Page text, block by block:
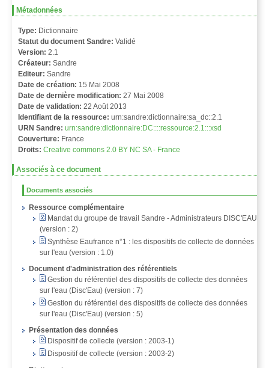
Métadonnées
Type: Dictionnaire
Statut du document Sandre: Validé
Version: 2.1
Créateur: Sandre
Editeur: Sandre
Date de création: 15 Mai 2008
Date de dernière modification: 27 Mai 2008
Date de validation: 22 Août 2013
Identifiant de la ressource: urn:sandre:dictionnaire:sa_dc::2.1
URN Sandre: urn:sandre:dictionnaire:DC::::ressource:2.1:::xsd
Couverture: France
Droits: Creative commons 2.0 BY NC SA - France
Associés à ce document
Documents associés
Ressource complémentaire
Mandat du groupe de travail Sandre - Administrateurs DISC'EAU
(version : 2)
Synthèse Eaufrance n°1 : les dispositifs de collecte de données
sur l'eau (version : 1.0)
Document d'administration des référentiels
Gestion du référentiel des dispositifs de collecte des données
sur l'eau (Disc'Eau) (version : 7)
Gestion du référentiel des dispositifs de collecte des données
sur l'eau (Disc'Eau) (version : 5)
Présentation des données
Dispositif de collecte (version : 2003-1)
Dispositif de collecte (version : 2003-2)